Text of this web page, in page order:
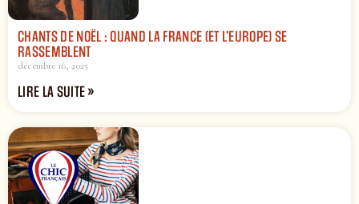
CHANTS DE NOËL : QUAND LA FRANCE (ET L’EUROPE) SE
RASSEMBLENT
décembre 16, 2025
LIRE LA SUITE »